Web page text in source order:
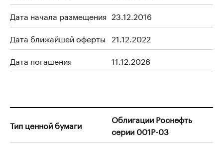
Дата начала размещения 23.12.2016
Дата ближайшей оферты 21.12.2022
Дата погашения
11.12.2026
Тип ценной бумаги
Облигации Роснефть
серии 001P-03